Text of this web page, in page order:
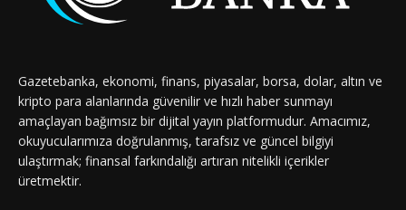
Gazetebanka, ekonomi, finans, piyasalar, borsa, dolar, altın ve
kripto para alanlarında güvenilir ve hızlı haber sunmayı
amaçlayan bağımsız bir dijital yayın platformudur. Amacımız,
okuyucularımıza doğrulanmış, tarafsız ve güncel bilgiyi
ulaştırmak; finansal farkındalığı artıran nitelikli içerikler
üretmektir.